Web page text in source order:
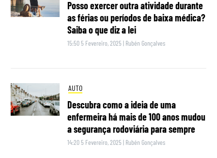
Posso exercer outra atividade durante
as férias ou períodos de baixa médica?
Saiba o que diz a lei
15:50 5 Fevereiro, 2025 | Rubén Gonçalves
AUTO
Descubra como a ideia de uma
enfermeira há mais de 100 anos mudou
a segurança rodoviária para sempre
14:20 5 Fevereiro, 2025 | Rubén Gonçalves